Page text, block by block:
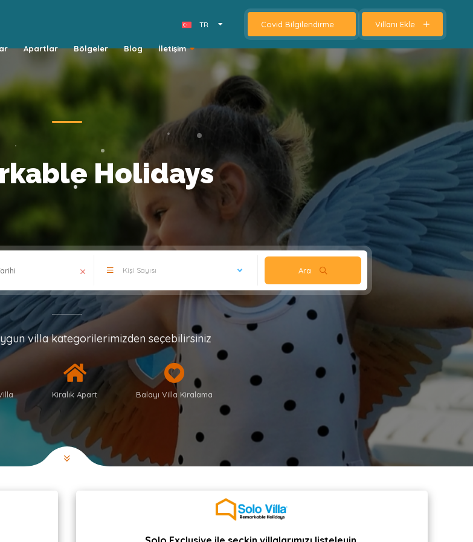
Villanı Ekle
Covid Bilgilendirme
TR
Apartlar Bölgeler Blog İletişim
Holidays
Kişi Sayısı Ara
villa kategorilerimizden seçebilirsiniz
Kiralık Apart Balayı Villa Kiralama